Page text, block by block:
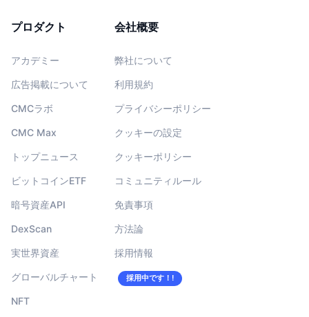
プロダクト
アカデミー
広告掲載について
CMCラボ
CMC Max
トップニュース
ビットコインETF
暗号資産API
DexScan
実世界資産
グローバルチャート
NFT
会社概要
弊社について
利用規約
プライバシーポリシー
クッキーの設定
クッキーポリシー
コミュニティルール
免責事項
方法論
採用情報
採用中です！!